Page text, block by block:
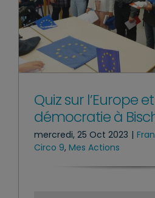
Quiz sur l’Europe
démocratie à
mercredi, 25 Oct 2023 |
Circo 9, Mes Actions